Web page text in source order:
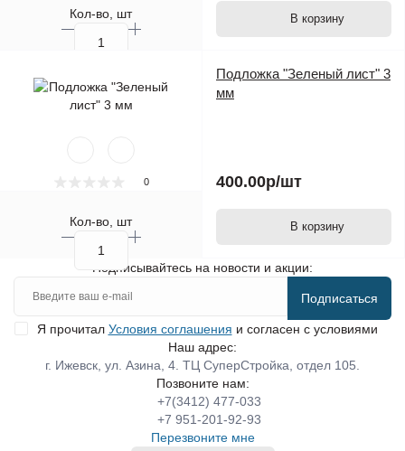
Кол-во, шт В корзину
0
Кол-во, шт
Подложка "Зеленый лист" 3
мм
400.00р/шт
В корзину
Подписывайтесь на новости и акции:
Подписаться
Я прочитал Условия соглашения и согласен с условиями
Наш адрес:
г. Ижевск, ул. Азина, 4. ТЦ СуперСтройка, отдел 105.
Позвоните нам:
+7(3412) 477-033
+7 951-201-92-93
Перезвоните мне